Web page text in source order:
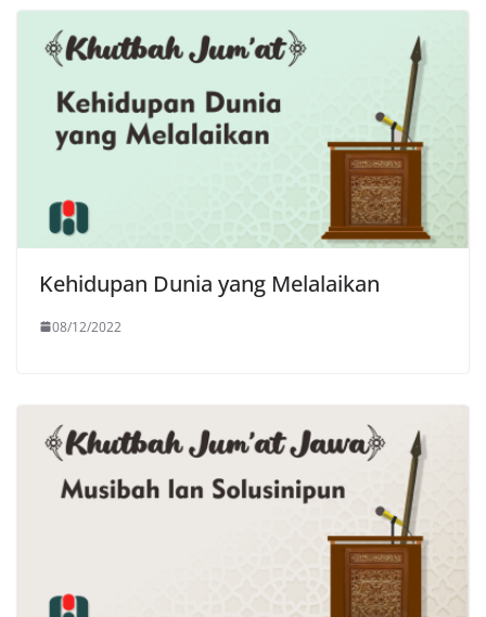
Kehidupan Dunia yang Melalaikan
08/12/2022